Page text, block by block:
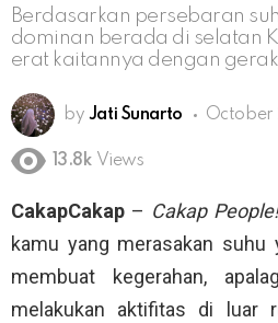
Berdasarkan persebaran
dominan berada di selatan
erat kaitannya dengan
by Jati Sunarto October
13.8k Views
CakapCakap – Cakap People!
kamu yang merasakan suhu
membuat kegerahan,
melakukan aktifitas di luar